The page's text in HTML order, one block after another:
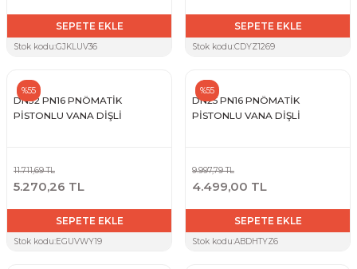
SEPETE EKLE
Stok kodu:GJKLUV36
SEPETE EKLE
Stok kodu:CDYZ1269
DN32 PN16 PNÖMATİK
PİSTONLU VANA DİŞLİ
%55
11.711,69 TL
5.270,26 TL
SEPETE EKLE
Stok kodu:EGUVWY19
DN25 PN16 PNÖMATİK
PİSTONLU VANA DİŞLİ
%55
9.997,79 TL
4.499,00 TL
SEPETE EKLE
Stok kodu:ABDHTYZ6